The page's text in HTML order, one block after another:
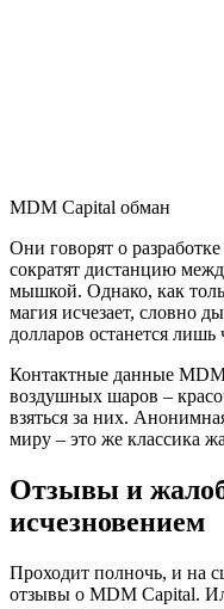
MDM Capital обман
Они говорят о
сократят дистанцию
мышкой. Однако, как
магия исчезает, словно
долларов останется
Контактные данные
воздушных шаров –
взяться за них.
миру – это же классика
Отзывы и
исчезновением
Проходит полночь, и на
отзывы о MDM Capital.